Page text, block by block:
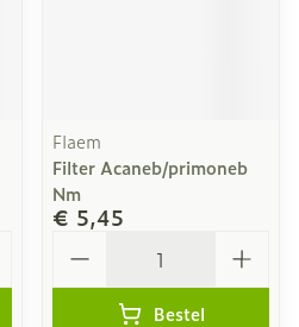
Flaem
Filter Acaneb/primoneb
Nm
€ 5,45
Bestel